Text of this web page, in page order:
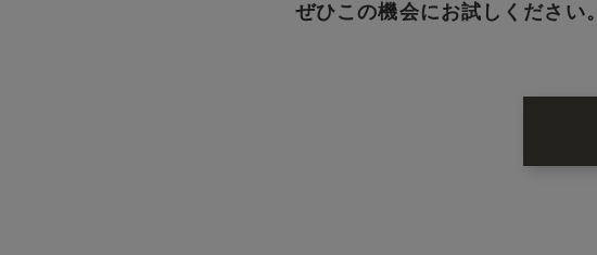
ぜひこの機会にお試しください。